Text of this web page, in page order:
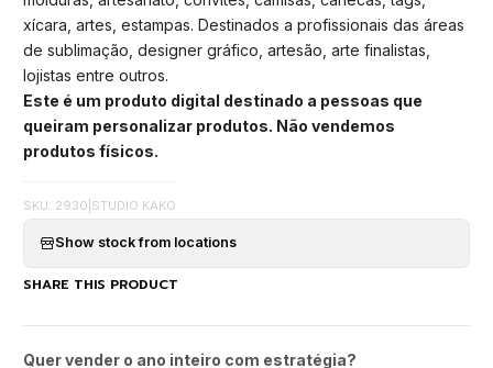
xícara, artes, estampas. Destinados a profissionais das áreas
de sublimação, designer gráfico, artesão, arte finalistas,
lojistas entre outros.
Este é um produto digital destinado a pessoas que
queiram personalizar produtos. Não vendemos
produtos físicos.
SKU: 2930 STUDIO KAKO
Show stock from locations
SHARE THIS PRODUCT
Quer vender o ano inteiro com estratégia?